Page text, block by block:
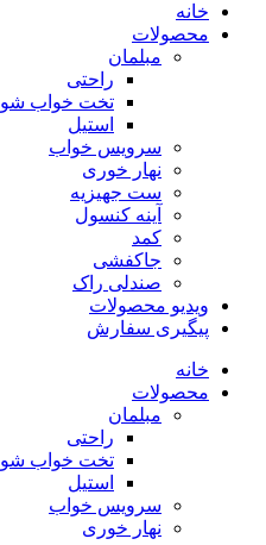
خانه
محصولات
مبلمان
راحتی
تخت خواب شو
استیل
سرویس خواب
نهار خوری
ست جهیزیه
آینه کنسول
کمد
جاکفشی
صندلی راک
ویدیو محصولات
پیگیری سفارش
خانه
محصولات
مبلمان
راحتی
تخت خواب شو
استیل
سرویس خواب
نهار خوری